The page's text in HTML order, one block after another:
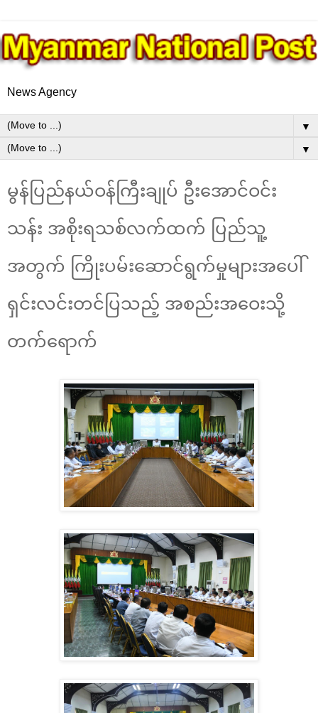
News Agency
▼
▼
မွန်ပြည်နယ်ဝန်ကြီးချုပ် ဦးအောင်ဝင်း
သန်း အစိုးရသစ်လက်ထက် ပြည်သူ့
အတွက် ကြိုးပမ်းဆောင်ရွက်မှုများအပေါ်
ရှင်းလင်းတင်ပြသည့် အစည်းအဝေးသို့
တက်ရောက်